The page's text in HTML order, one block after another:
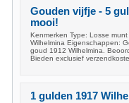
Gouden vijfje - 5
mooi!
Kenmerken Type: Losse
Wilhelmina Eigenschappen:
goud 1912 Wilhelmina.
Bieden exclusief verzendkoste
1 gulden 1917